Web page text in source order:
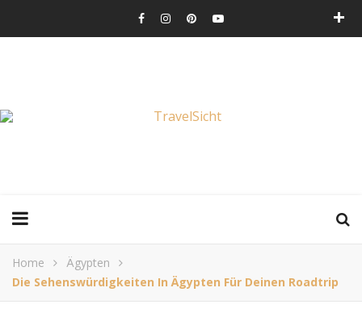
Home
Ägypten
Die Sehenswürdigkeiten In Ägypten Für Deinen Roadtrip